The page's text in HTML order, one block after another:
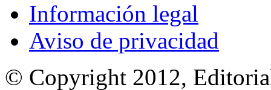
Información legal
Aviso de privacidad
© Copyright 2012,